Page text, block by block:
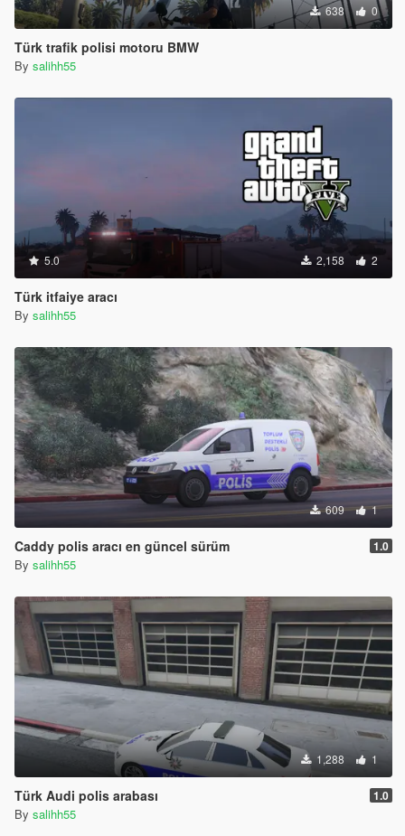
638 0
Türk trafik polisi motoru BMW
By salihh55
5.0 2,158 2
Türk itfaiye aracı
By salihh55
609 1
Caddy polis aracı en güncel sürüm 1.0
By salihh55
1,288 1
Türk Audi polis arabası 1.0
By salihh55